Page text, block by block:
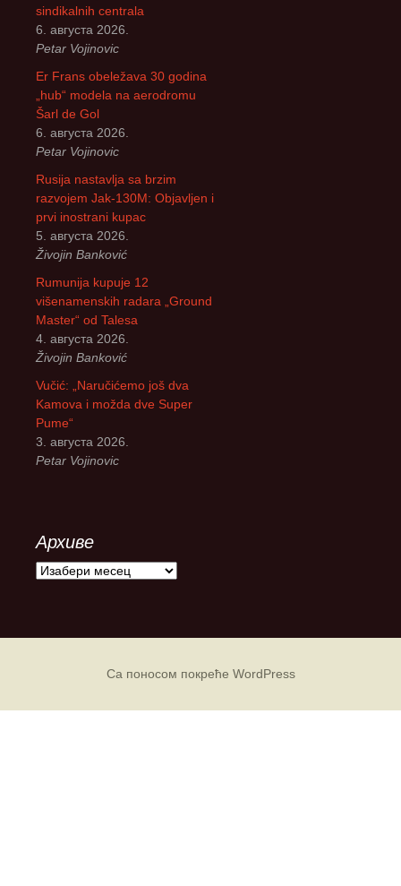
а
:
sindikalnih centrala
6. августа 2026.
Petar Vojinovic
Er Frans obeležava 30 godina
„hub“ modela na aerodromu
Šarl de Gol
6. августа 2026.
Petar Vojinovic
Rusija nastavlja sa brzim
razvojem Jak-130M: Objavljen i
prvi inostrani kupac
5. августа 2026.
Živojin Banković
Rumunija kupuje 12
višenamenskih radara „Ground
Master“ od Talesa
4. августа 2026.
Živojin Banković
Vučić: „Naručićemo još dva
Kamova i možda dve Super
Pume“
3. августа 2026.
Petar Vojinovic
Архиве
А
Са поносом покреће WordPress